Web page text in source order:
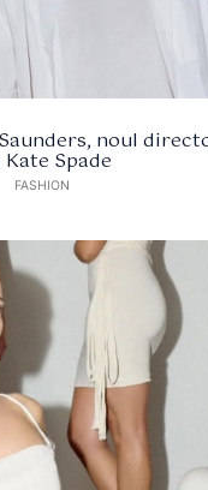
noul
Spade
FASHION